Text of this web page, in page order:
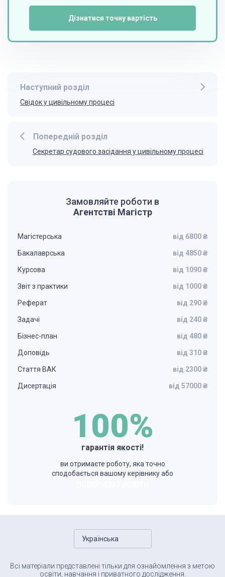
Дізнатися точну вартість
Попередній розділ
Секретар судового засідання у цивільному процесі
Наступний розділ
Свідок у цивільному процесі
Замовляйте роботи в
Агентстві Магістр
Магістерська від 6800 ₴
Бакалаврська від 4850 ₴
Курсова від 1090 ₴
Звіт з практики від 1000 ₴
Реферат від 290 ₴
Задачі від 240 ₴
Бізнес-план від 480 ₴
Доповідь від 310 ₴
Стаття ВАК від 2300 ₴
Дисертація від 57000 ₴
100%
гарантія якості!
ви отримаєте роботу, яка точно
сподобається вашому керівнику або
Українська
Всі матеріали представлені тільки для ознайомлення з метою
освіти, навчання і приватного дослідження.